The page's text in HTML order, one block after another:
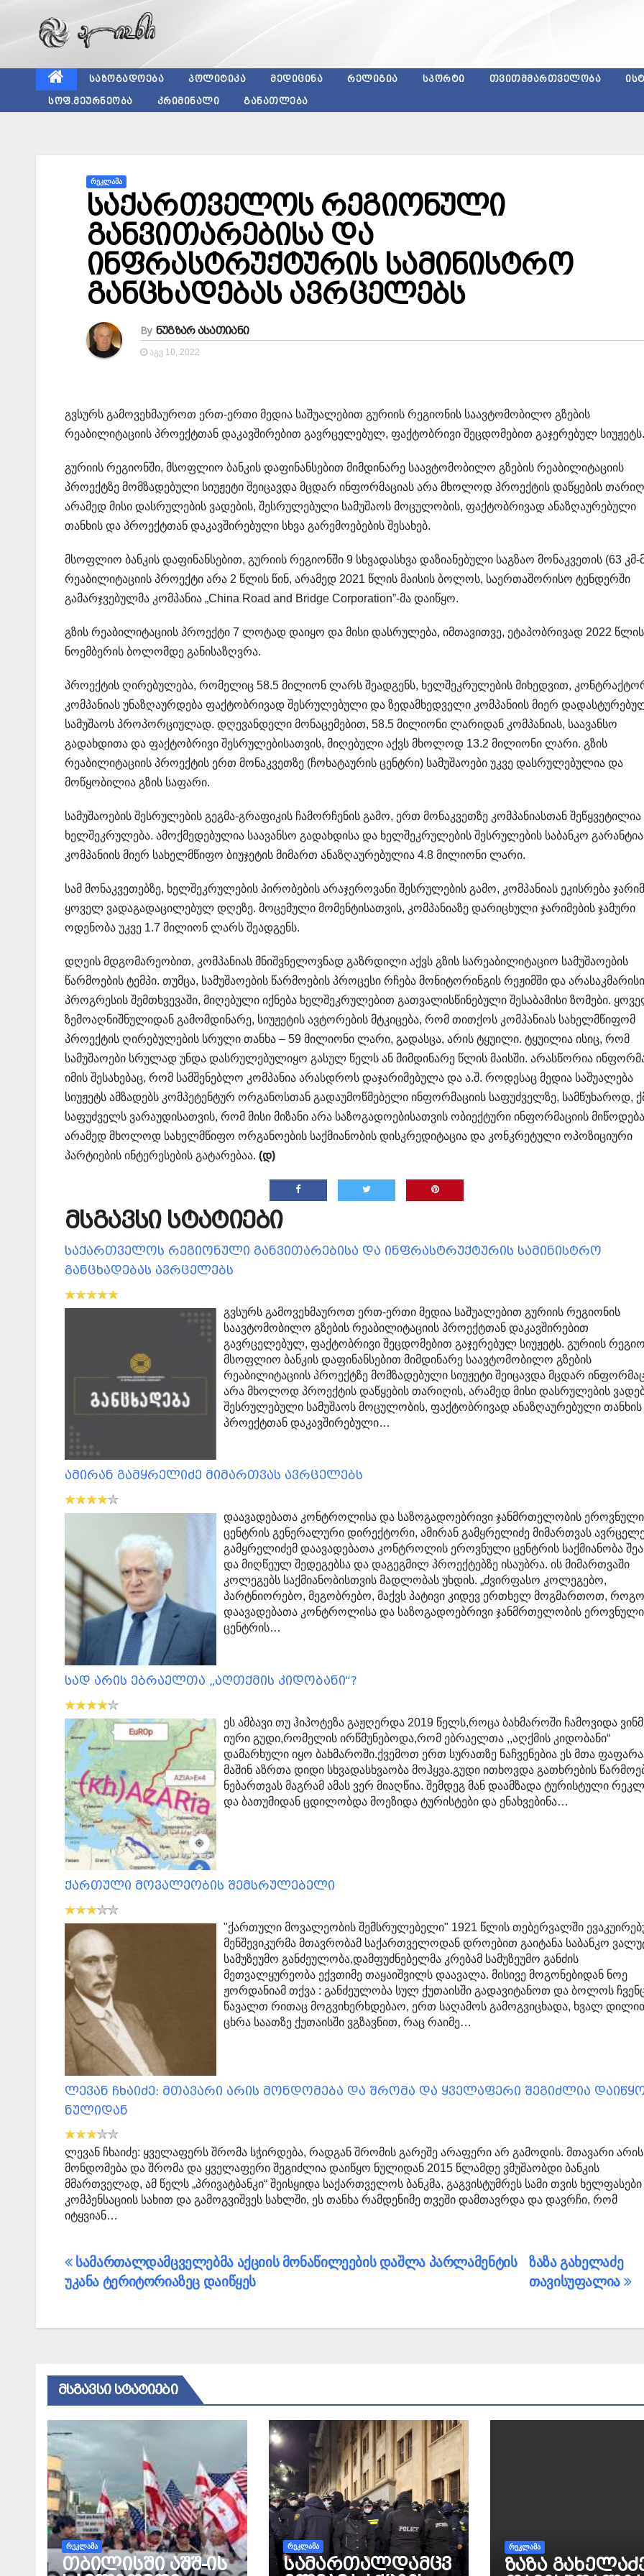
ᲡᲐᲖᲝᲒᲐᲓᲝᲔᲑᲐ ᲞᲝᲚᲘᲢᲘᲙᲐ ᲛᲔᲓᲘᲪᲘᲜᲐ ᲠᲔᲚᲘᲒᲘᲐ ᲡᲞᲝᲠᲢᲘ ᲗᲕᲘᲗᲛᲛᲐᲠᲗᲕᲔᲚᲝᲑᲐ
ᲡᲝᲤ.ᲛᲔᲣᲠᲜᲔᲝᲑᲐ ᲙᲠᲘᲛᲘᲜᲐᲚᲘ ᲒᲐᲜᲐᲗᲚᲔᲑᲐ
ᲠᲔᲙᲚᲐᲛᲐ
საქართველოს რეგიონული
განვითარებისა და
ინფრასტრუქტურის სამინისტრო
განცხადებას ავრცელებს
By ნუგზარ ასათიანი
ᲐᲒᲕ 10, 2022
გვსურს გამოვეხმაუროთ ერთ-ერთი მედია საშუალებით გურიის რეგიონის საავტომობილო გზების
რეაბილიტაციის პროექტთან დაკავშირებით გავრცელებულ, ფაქტობრივი შეცდომებით გაჯერებულ სიუჟეტს.
გურიის რეგიონში, მსოფლიო ბანკის დაფინანსებით მიმდინარე საავტომობილო გზების რეაბილიტაციის
პროექტზე მომზადებული სიუჟეტი შეიცავდა მცდარ ინფორმაციას არა მხოლოდ პროექტის დაწყების
არამედ მისი დასრულების ვადების, შესრულებული სამუშაოს მოცულობის, ფაქტობრივად ანაზღაურებული
თანხის და პროექტთან დაკავშირებული სხვა გარემოებების შესახებ.
მსოფლიო ბანკის დაფინანსებით, გურიის რეგიონში 9 სხვადასხვა დაზიანებული საგზაო მონაკვეთის (63 კმ-
რეაბილიტაციის პროექტი არა 2 წლის წინ, არამედ 2021 წლის მაისის ბოლოს, საერთაშორისო ტენდერში
გამარჯვებულმა კომპანია „China Road and Bridge Corporation”-მა დაიწყო.
გზის რეაბილიტაციის პროექტი 7 ლოტად დაიყო და მისი დასრულება, იმთავითვე, ეტაპობრივად 2022 წლის
ნოემბერის ბოლომდე განისაზღვრა.
პროექტის ღირებულება, რომელიც 58.5 მილიონ ლარს შეადგენს, ხელშეკრულების მიხედვით,
კომპანიას უნაზღაურდება ფაქტობრივად შესრულებული და ზედამხედველი კომპანიის მიერ
სამუშაოს პროპორციულად. დღევანდელი მონაცემებით, 58.5 მილიონი ლარიდან კომპანიას, საავანსო
გადახდითა და ფაქტობრივი შესრულებისათვის, მიღებული აქვს მხოლოდ 13.2 მილიონი ლარი. გზის
რეაბილიტაციის პროექტის ერთ მონაკვეთზე (ჩოხატაურის ცენტრი) სამუშაოები უკვე დასრულებულია და
მოწყობილია გზის საფარი.
სამუშაოების შესრულების გეგმა-გრაფიკის ჩამორჩენის გამო, ერთ მონაკვეთზე კომპანიასთან შეწყვეტილია
ხელშეკრულება. ამოქმედებულია საავანსო გადახდისა და ხელშეკრულების შესრულების საბანკო
კომპანიის მიერ სახელმწიფო ბიუჯეტის მიმართ ანაზღაურებულია 4.8 მილიონი ლარი.
სამ მონაკვეთებზე, ხელშეკრულების პირობების არაჯეროვანი შესრულების გამო, კომპანიას ეკისრება
ყოველ ვადაგადაცილებულ დღეზე. მოცემული მომენტისათვის, კომპანიაზე დარიცხული ჯარიმების ჯამური
ოდენობა უკვე 1.7 მილიონ ლარს შეადგენს.
დღეის მდგომარეობით, კომპანიას მნიშვნელოვნად გაზრდილი აქვს გზის სარეაბილიტაციო სამუშაოების
წარმოების ტემპი. თუმცა, სამუშაოების წარმოების პროცესი რჩება მონიტორინგის რეჟიმში და არასაკმარისი
პროგრესის შემთხვევაში, მიღებული იქნება ხელშეკრულებით გათვალისწინებული შესაბამისი ზომები.
ზემოაღნიშნულიდან გამომდინარე, სიუჟეტის ავტორების მტკიცება, რომ თითქოს კომპანიას სახელმწიფომ
პროექტის ღირებულების სრული თანხა – 59 მილიონი ლარი, გადასცა, არის ტყუილი. ტყუილია ისიც, რომ
სამუშაოები სრულად უნდა დასრულებულიყო გასულ წელს ან მიმდინარე წლის მაისში. არასწორია
იმის შესახებაც, რომ სამშენებლო კომპანია არასდროს დაჯარიმებულა და ა.შ. როდესაც მედია საშუალება
სიუჟეტს ამზადებს კომპეტენტურ ორგანოსთან გადაუმოწმებელი ინფორმაციის საფუძველზე, სამწუხაროდ,
საფუძველს ვარაუდისათვის, რომ მისი მიზანი არა საზოგადოებისათვის ობიექტური ინფორმაციის
არამედ მხოლოდ სახელმწიფო ორგანოების საქმიანობის დისკრედიტაცია და კონკრეტული ოპოზიციური
პარტიების ინტერესების გატარებაა. (დ)
მსგავსი სტატიები
საქართველოს რეგიონული განვითარებისა და ინფრასტრუქტურის სამინისტრო
განცხადებას ავრცელებს
გვსურს გამოვეხმაუროთ ერთ-ერთი მედია საშუალებით გურიის რეგიონის
საავტომობილო გზების რეაბილიტაციის პროექტთან დაკავშირებით
გავრცელებულ, ფაქტობრივი შეცდომებით გაჯერებულ სიუჟეტს. გურიის
მსოფლიო ბანკის დაფინანსებით მიმდინარე საავტომობილო გზების
რეაბილიტაციის პროექტზე მომზადებული სიუჟეტი შეიცავდა მცდარ
არა მხოლოდ პროექტის დაწყების თარიღის, არამედ მისი დასრულების
შესრულებული სამუშაოს მოცულობის, ფაქტობრივად ანაზღაურებული
პროექტთან დაკავშირებული…
ამირან გამყრელიძე მიმართვას ავრცელებს
დაავადებათა კონტროლისა და საზოგადოებრივი ჯანმრთელობის ეროვნული
ცენტრის გენერალური დირექტორი, ამირან გამყრელიძე მიმართვას
გამყრელიძემ დაავადებათა კონტროლის ეროვნული ცენტრის საქმიანობა
და მიღწეულ შედეგებსა და დაგეგმილ პროექტებზე ისაუბრა. ის მიმართვაში
კოლეგებს საქმიანობისთვის მადლობას უხდის. „ძვირფასო კოლეგებო,
პარტნიორებო, მეგობრებო, მაქვს პატივი კიდევ ერთხელ მოგმართოთ,
დაავადებათა კონტროლისა და საზოგადოებრივი ჯანმრთელობის ეროვნული
ცენტრის…
სად არის ებრაელთა „აღთქმის კიდობანი“?
ეს ამბავი თუ ჰიპოტეზა გაჟღერდა 2019 წელს,როცა ბახმაროში ჩამოვიდა
იური გუდი,რომელის ირწმუნებოდა,რომ ებრაელთა ,,აღქმის კიდობანი“
დამარხული იყო ბახმაროში.ქვემოთ ერთ სურათზე ნაჩვენებია ეს მთა
მაშინ აზრთა დიდი სხვადასხვაობა მოჰყვა.გუდი ითხოვდა გათხრების
ნებართვას მაგრამ ამას ვერ მიაღწია. შემდეგ მან დაამზადა ტურისტული
და ბათუმიდან ცდილობდა მოეზიდა ტურისტები და ენახვებინა…
ქართული მოვალეობის შემსრულებელი
"ქართული მოვალეობის შემსრულებელი" 1921 წლის თებერვალში
მენშევიკურმა მთავრობამ საქართველოდან დროებით გაიტანა საბანკო
სამუზეუმო განძეულობა,დამფუძნებელმა კრებამ სამუზეუმო განძის
მეთვალყურეობა ექვთიმე თაყაიშვილს დაავალა. მისივე მოგონებიდან ნოე
ჟორდანიამ თქვა : განძეულობა სულ ქუთაისში გადავიტანოთ და ბოლოს
წავალთ რითაც მოგვიხერხდებაო, ერთ საღამოს გამოგვიცხადა, ხვალ
ცხრა საათზე ქუთაისში ვგზავნით, რაც რაიმე…
ლევან ჩხაიძე: მთავარი არის მონდომება და შრომა და ყველაფერი შეგიძლია
ნულიდან
ლევან ჩხაიძე: ყველაფერს შრომა სჭირდება, რადგან შრომის გარეშე არაფერი არ გამოდის. მთავარი არის
მონდომება და შრომა და ყველაფერი შეგიძლია დაიწყო ნულიდან 2015 წლამდე ვმუშაობდი ბანკის
მმართველად, ამ წელს „პრივატბანკი“ შეისყიდა საქართველოს ბანკმა, გაგვისტუმრეს სამი თვის ხელფასები
კომპენსაციის სახით და გამოგვიშვეს სახლში, ეს თანხა რამდენიმე თვეში დამთავრდა და დავრჩი, რომ
იტყვიან…
პოსტის
ნავიგაცია
ზაზა გახელაძე
თავისუფალია
სამართალდამცველებმა აქციის მონაწილეების დაშლა პარლამენტის
უკანა ტერიტორიაზეც დაიწყეს
ᲛᲡᲒᲐᲕᲡᲘ ᲡᲢᲐᲢᲘᲔᲑᲘ
ᲠᲔᲙᲚᲐᲛᲐ
თბილისში აშშ-ის
ᲠᲔᲙᲚᲐᲛᲐ
სამართალდამცვ
ᲠᲔᲙᲚᲐᲛᲐ
ზაზა